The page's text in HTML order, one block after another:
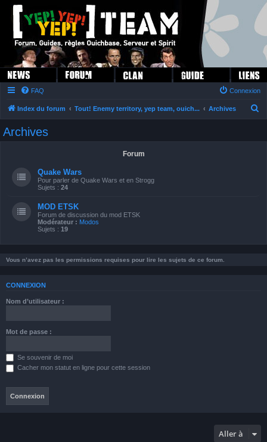
FAQ Connexion
Index du forum Tout! Enemy territory, yep team, ouich... Archives
Archives
Forum
Quake Wars
Pour parler de Quake Wars et en Strogg
Sujets : 24
MOD ETSK
Forum de discussion du mod ETSK
Modérateur : Modos
Sujets : 19
Vous n’avez pas les permissions requises pour lire les sujets de ce forum.
CONNEXION
Nom d’utilisateur :
Mot de passe :
Se souvenir de moi
Cacher mon statut en ligne pour cette session
Aller à